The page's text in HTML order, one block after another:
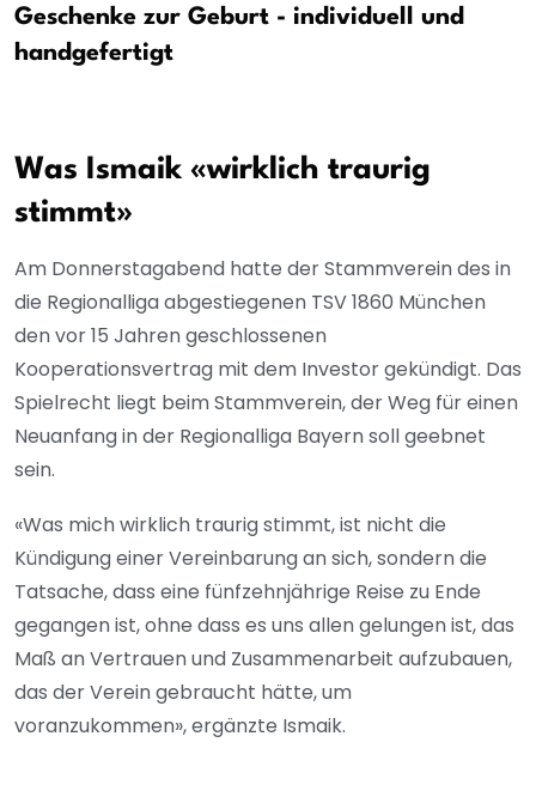
Geschenke zur Geburt - individuell und
handgefertigt
Was Ismaik «wirklich traurig
stimmt»
Am Donnerstagabend hatte der Stammverein des in
die Regionalliga abgestiegenen TSV 1860 München
den vor 15 Jahren geschlossenen
Kooperationsvertrag mit dem Investor gekündigt. Das
Spielrecht liegt beim Stammverein, der Weg für einen
Neuanfang in der Regionalliga Bayern soll geebnet
sein.
«Was mich wirklich traurig stimmt, ist nicht die
Kündigung einer Vereinbarung an sich, sondern die
Tatsache, dass eine fünfzehnjährige Reise zu Ende
gegangen ist, ohne dass es uns allen gelungen ist, das
Maß an Vertrauen und Zusammenarbeit aufzubauen,
das der Verein gebraucht hätte, um
voranzukommen», ergänzte Ismaik.